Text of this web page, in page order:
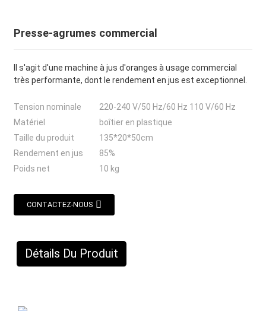
Presse-agrumes commercial
Il s'agit d'une machine à jus d'oranges à usage commercial
très performante, dont le rendement en jus est exceptionnel.
Tension nominale
220-240 V/50 Hz/60 Hz 110 V/60 Hz
Matériel
boîtier en plastique
Taille du produit
135*20*50cm
Rendement en jus
85%
Poids net
10 kg
CONTACTEZ-NOUS
Détails Du Produit